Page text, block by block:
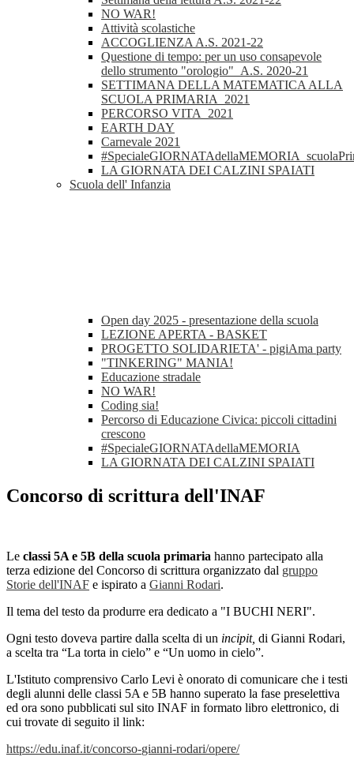
NO WAR!
Attività scolastiche
ACCOGLIENZA A.S. 2021-22
Questione di tempo: per un uso consapevole
dello strumento "orologio"_A.S. 2020-21
SETTIMANA DELLA MATEMATICA ALLA
SCUOLA PRIMARIA_2021
PERCORSO VITA_2021
EARTH DAY
Carnevale 2021
LA GIORNATA DEI CALZINI SPAIATI
Scuola dell' Infanzia
Open day 2025 - presentazione della scuola
LEZIONE APERTA - BASKET
PROGETTO SOLIDARIETA' - pigiAma party
"TINKERING" MANIA!
Educazione stradale
NO WAR!
Coding sia!
Percorso di Educazione Civica: piccoli cittadini
crescono
#SpecialeGIORNATAdellaMEMORIA
LA GIORNATA DEI CALZINI SPAIATI
Concorso di scrittura dell'INAF
Le classi 5A e 5B della scuola primaria hanno partecipato alla
terza edizione del Concorso di scrittura organizzato dal gruppo
Storie dell'INAF e ispirato a Gianni Rodari.
Il tema del testo da produrre era dedicato a "I BUCHI NERI".
Ogni testo doveva partire dalla scelta di un incipit, di Gianni Rodari,
a scelta tra “La torta in cielo” e “Un uomo in cielo”.
L'Istituto comprensivo Carlo Levi è onorato di comunicare che i testi
degli alunni delle classi 5A e 5B hanno superato la fase preselettiva
ed ora sono pubblicati sul sito INAF in formato libro elettronico, di
cui trovate di seguito il link:
https://edu.inaf.it/concorso-gianni-rodari/opere/